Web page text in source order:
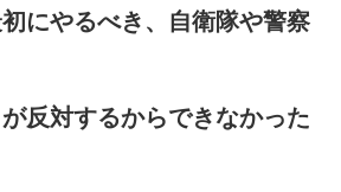
にやるべき、自衛隊や警察
反対するからできなかった